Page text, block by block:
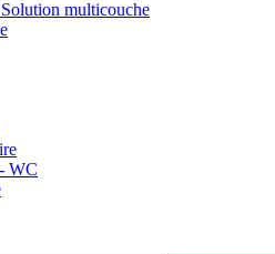
multicouche
WC